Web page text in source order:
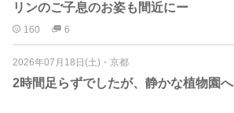
リンのご子息のお姿も間近にー
160 6
2026年07月18日(土) ・ 京都
2時間足らずでしたが、静かな植物園へ